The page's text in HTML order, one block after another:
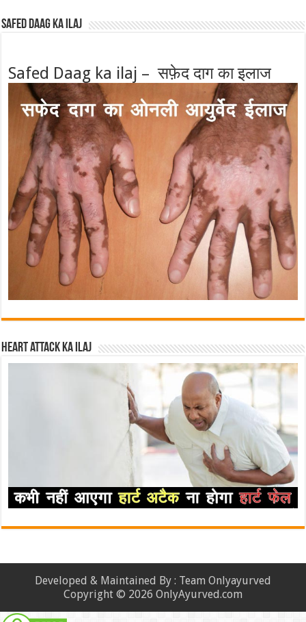
Safed Daag ka ilaj
Safed Daag ka ilaj – सफ़ेद दाग का इलाज
Heart attack ka ilaj
Developed & Maintained By : Team Onlyayurved
Copyright © 2026 OnlyAyurved.com